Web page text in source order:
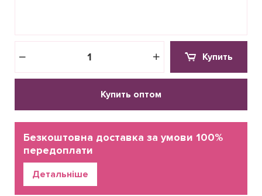
Купить
Купить оптом
Детальніше
Безкоштовна доставка за умови 100%
передоплати